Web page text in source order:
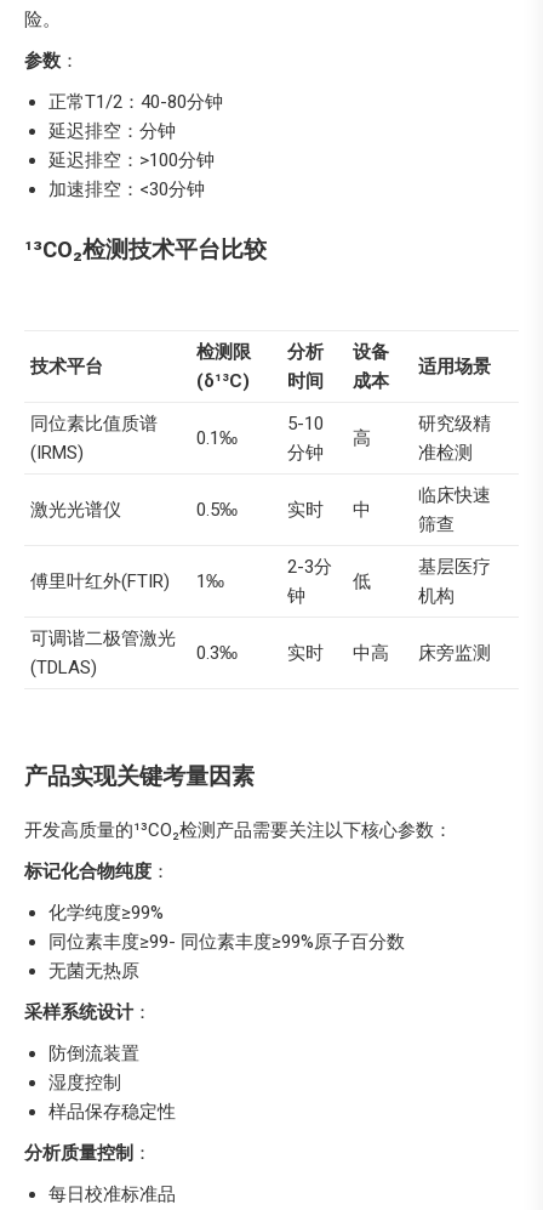
险。
参数 ：
正常T1/2：40-80分钟
延迟排空：分钟
延迟排空：>100分钟
加速排空：<30分钟
¹³CO₂检测技术平台比较
技术平台
检测限
(δ¹³C)
分析
时间
设备
成本
适用场景
同位素比值质谱
(IRMS)
0.1‰
5-10
分钟
高
研究级精
准检测
激光光谱仪 0.5‰ 实时 中
临床快速
筛查
傅里叶红外(FTIR) 1‰
2-3分
钟
低
基层医疗
机构
可调谐二极管激光
(TDLAS)
0.3‰ 实时 中高 床旁监测
产品实现关键考量因素
开发高质量的¹³CO₂检测产品需要关注以下核心参数：
标记化合物纯度 ：
化学纯度≥99%
同位素丰度≥99- 同位素丰度≥99%原子百分数
无菌无热原
采样系统设计：
防倒流装置
湿度控制
样品保存稳定性
分析质量控制 ：
每日校准标准品